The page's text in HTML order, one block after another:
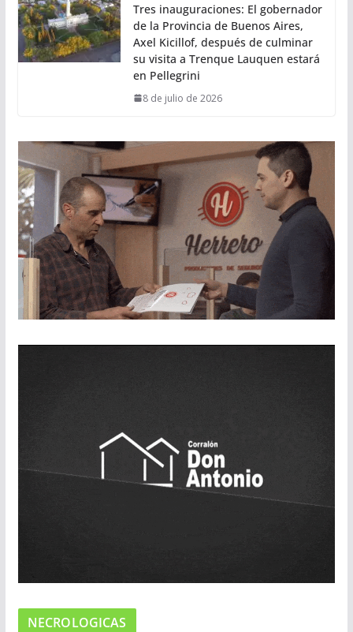
Tres inauguraciones: El gobernador
de la Provincia de Buenos Aires,
Axel Kicillof, después de culminar
su visita a Trenque Lauquen estará
en Pellegrini
8 de julio de 2026
NECROLOGICAS